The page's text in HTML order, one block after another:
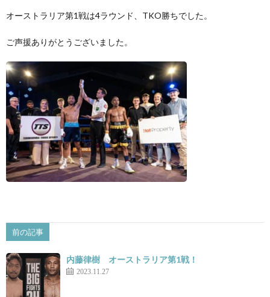
オーストラリア第1戦は4ラウンド、TKO勝ちでした。
ご声援ありがとうございました。
前の記事
内藤律樹 オーストラリア第1戦！
2023.11.27